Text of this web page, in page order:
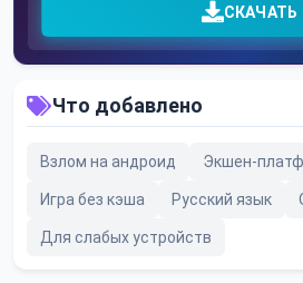
СКАЧАТЬ
Что добавлено
Взлом на андроид Экшен-
Игра без кэша Русский язык
Для слабых устройств